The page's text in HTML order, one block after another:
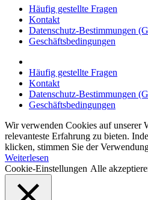
Häufig gestellte Fragen
Kontakt
Datenschutz-Bestimmungen
Geschäftsbedingungen
Häufig gestellte Fragen
Kontakt
Datenschutz-Bestimmungen
Geschäftsbedingungen
Wir verwenden Cookies auf unserer
relevanteste Erfahrung zu bieten.
klicken, stimmen Sie der
Weiterlesen
Cookie-Einstellungen Alle